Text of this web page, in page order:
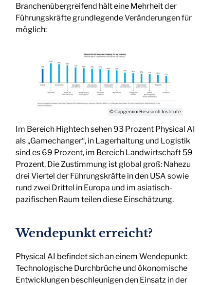
Branchenübergreifend hält eine Mehrheit der
Führungskräfte grundlegende Veränderungen für
möglich:
© Capgemini Research Institute
Im Bereich Hightech sehen 93 Prozent Physical AI
als „Gamechanger“, in Lagerhaltung und Logistik
sind es 69 Prozent, im Bereich Landwirtschaft 59
Prozent. Die Zustimmung ist global groß: Nahezu
drei Viertel der Führungskräfte in den USA sowie
rund zwei Drittel in Europa und im asiatisch-
pazifischen Raum teilen diese Einschätzung.
Wendepunkt erreicht?
Physical AI befindet sich an einem Wendepunkt:
Technologische Durchbrüche und ökonomische
Entwicklungen beschleunigen den Einsatz in der